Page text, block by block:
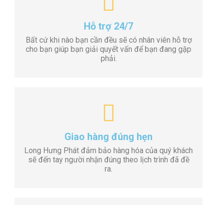
Hỗ trợ 24/7
Bất cứ khi nào bạn cần đều sẽ có nhân viên hỗ trợ
cho bạn giúp bạn giải quyết vấn để bạn đang gặp
phải.
Giao hàng đúng hẹn
Long Hưng Phát đảm bảo hàng hóa của quý khách
sẽ đến tay người nhận đúng theo lịch trình đã đề
ra.